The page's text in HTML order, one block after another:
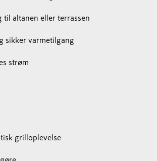
til altanen eller terrassen
sikker varmetilgang
strøm
grilloplevelse